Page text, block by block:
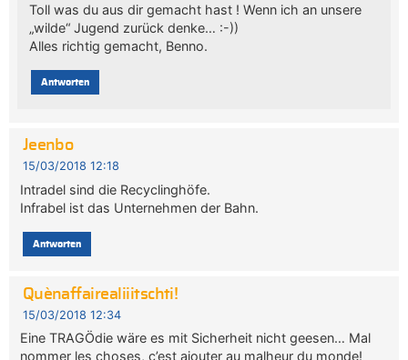
Toll was du aus dir gemacht hast ! Wenn ich an unsere
„wilde“ Jugend zurück denke… :-))
Alles richtig gemacht, Benno.
Antworten
Jeenbo
15/03/2018 12:18
Intradel sind die Recyclinghöfe.
Infrabel ist das Unternehmen der Bahn.
Antworten
Quènaffairealiiitschti!
15/03/2018 12:34
Eine TRAGÖdie wäre es mit Sicherheit nicht geesen… Mal
nommer les choses, c’est ajouter au malheur du monde!